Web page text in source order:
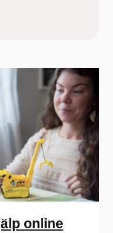
online